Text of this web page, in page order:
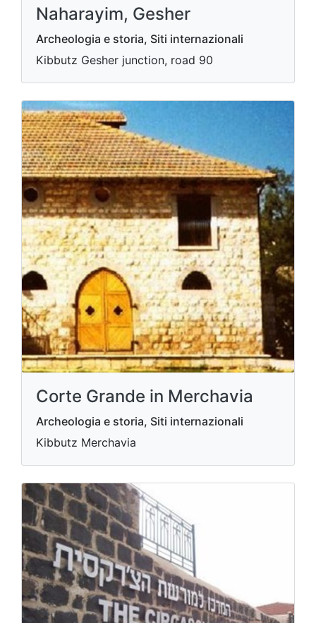
Naharayim, Gesher
Archeologia e storia, Siti internazionali
Kibbutz Gesher junction, road 90
Corte Grande in Merchavia
Archeologia e storia, Siti internazionali
Kibbutz Merchavia